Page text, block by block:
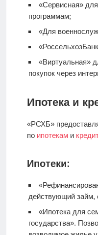
«Сервисная»
программам;
«Для
«Виртуальная»
покупок через
Ипотека и
«РСХБ»
по ипотеками
Ипотеки:
действующий займ,
«Ипотека для
государства».